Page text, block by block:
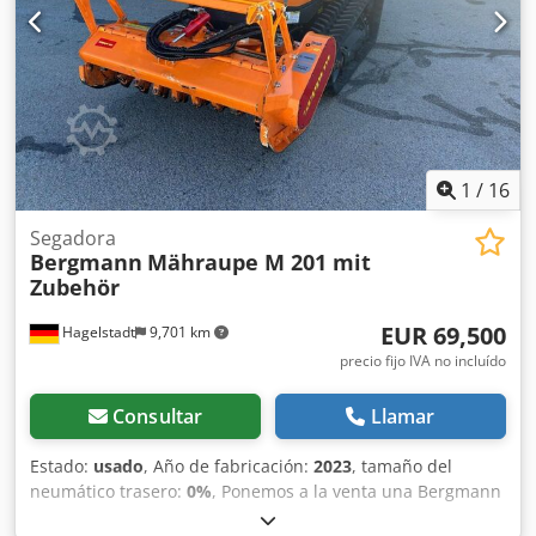
continuo: La máquina permite el llenado continuo por
parte de todos los usuarios. El conducto de alimentación
puede permanecer abierto durante el proceso de trabajo,
facilitando y acelerando la compactación de residuos.
1 / 16
Hagelstadt 9,701 km
Segadora
Bergmann Mähraupe M 201 mit
Zubehör
EUR 69,500
precio fijo IVA no incluído
Consultar Llamar
Estado: usado, Año de fabricación: 2023, tamaño del
neumático trasero: 0%, Ponemos a la venta una Bergmann
Raupe M 201 usada, año 2023, con aproximadamente 155